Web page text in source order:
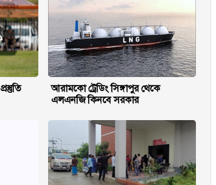
প্রস্তুতি
আরামকো ট্রেডিং সিঙ্গাপুর থেকে
এলএনজি কিনবে সরকার